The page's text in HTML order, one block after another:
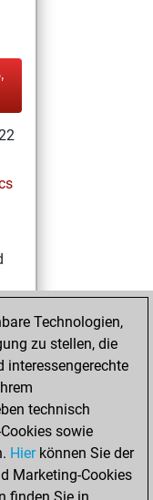
a
Technologien,
zu stellen, die
interessengerechte
technisch
sowie
Hierkönnen Sie der
Marketing-Cookies